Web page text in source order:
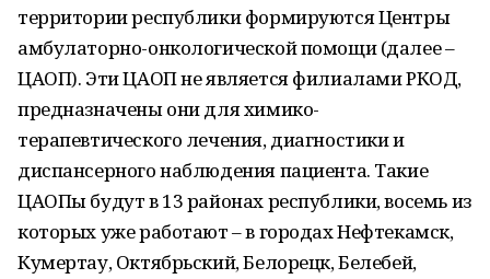
территории республики формируются Центры
амбулаторно-онкологической помощи (далее –
ЦАОП). Эти ЦАОП не является филиалами РКОД,
предназначены они для химико-
терапевтического лечения, диагностики и
диспансерного наблюдения пациента. Такие
ЦАОПы будут в 13 районах республики, восемь из
которых уже работают – в городах Нефтекамск,
Кумертау, Октябрьский, Белорецк, Белебей,